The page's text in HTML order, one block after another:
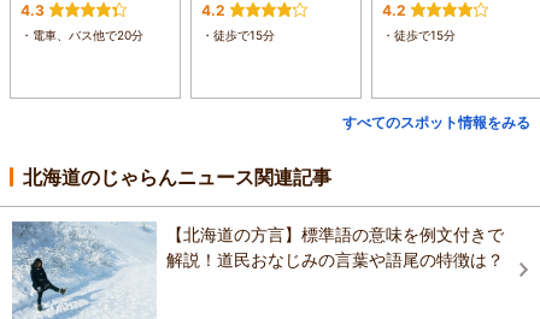
4.3
・電車、バス他で20分
4.2
・徒歩で15分
4.2
・徒歩で15分
すべてのスポット情報をみる
北海道のじゃらんニュース関連記事
【北海道の方言】標準語の意味を例文付きで
解説！道民おなじみの言葉や語尾の特徴は？